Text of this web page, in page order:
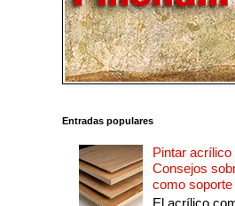
Entradas populares
Pintar
Consejos
como